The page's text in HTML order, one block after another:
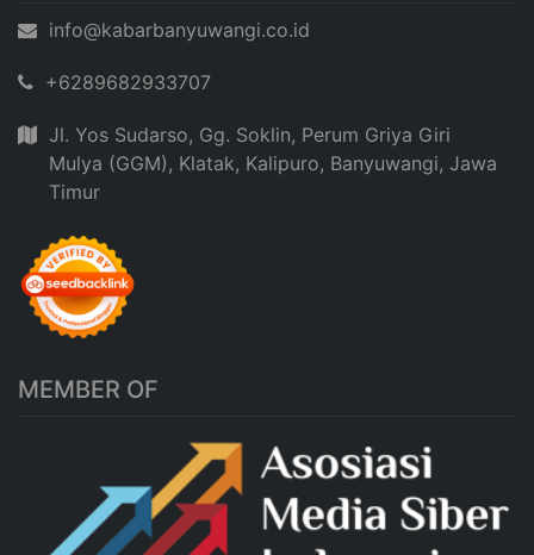
info@kabarbanyuwangi.co.id
+6289682933707
Jl. Yos Sudarso, Gg. Soklin, Perum Griya Giri
Mulya (GGM), Klatak, Kalipuro, Banyuwangi, Jawa
Timur
MEMBER OF